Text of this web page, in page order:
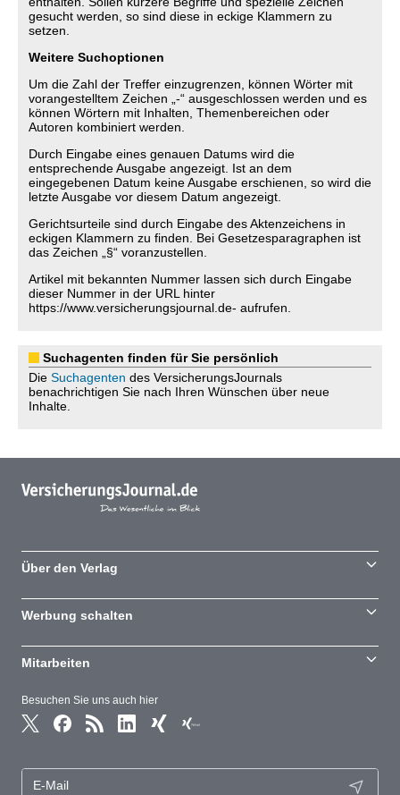
gesucht werden, so sind diese in eckige Klammern zu
setzen.
Weitere Suchoptionen
Um die Zahl der Treffer einzugrenzen, können Wörter mit
vorangestelltem Zeichen „-“ ausgeschlossen werden und es
können Wörtern mit Inhalten, Themenbereichen oder
Autoren kombiniert werden.
Durch Eingabe eines genauen Datums wird die
entsprechende Ausgabe angezeigt. Ist an dem
eingegebenen Datum keine Ausgabe erschienen, so wird die
letzte Ausgabe vor diesem Datum angezeigt.
Gerichtsurteile sind durch Eingabe des Aktenzeichens in
eckigen Klammern zu finden. Bei Gesetzesparagraphen ist
das Zeichen „§“ voranzustellen.
Artikel mit bekannten Nummer lassen sich durch Eingabe
dieser Nummer in der URL hinter
https://www.versicherungsjournal.de- aufrufen.
Suchagenten finden für Sie persönlich
Die Suchagenten des VersicherungsJournals
benachrichtigen Sie nach Ihren Wünschen über neue
Inhalte.
Besuchen Sie uns auch hier
Über den Verlag
Werbung schalten
Mitarbeiten